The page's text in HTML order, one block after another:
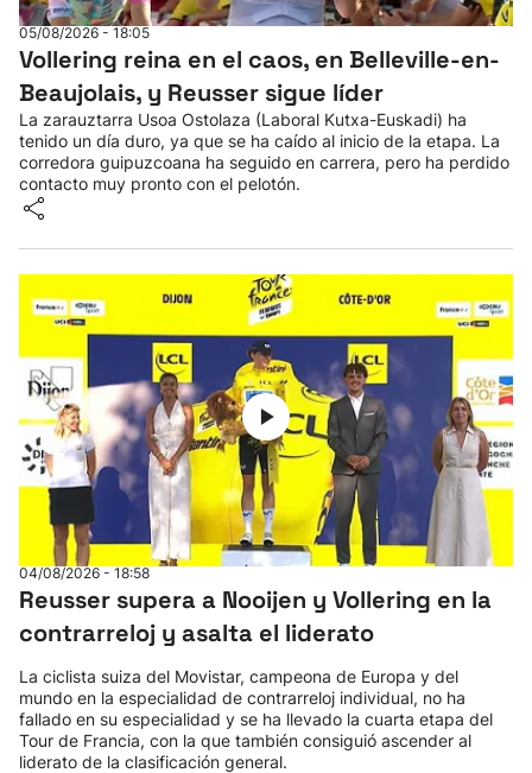
05/08/2026 - 18:05
Vollering reina en el caos, en Belleville-en-
Beaujolais, y Reusser sigue líder
La zarauztarra Usoa Ostolaza (Laboral Kutxa-Euskadi) ha
tenido un día duro, ya que se ha caído al inicio de la etapa. La
corredora guipuzcoana ha seguido en carrera, pero ha perdido
contacto muy pronto con el pelotón.
04/08/2026 - 18:58
Reusser supera a Nooijen y Vollering en la
contrarreloj y asalta el liderato
La ciclista suiza del Movistar, campeona de Europa y del
mundo en la especialidad de contrarreloj individual, no ha
fallado en su especialidad y se ha llevado la cuarta etapa del
Tour de Francia, con la que también consiguió ascender al
liderato de la clasificación general.